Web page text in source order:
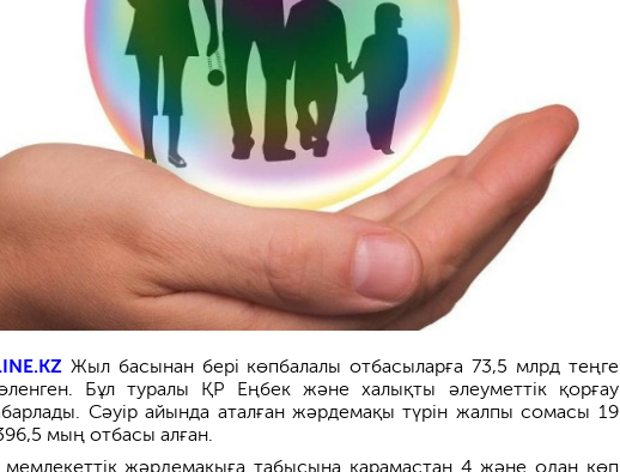
Жыл басынан бері көпбалалы отбасыларға 73,5 млрд теңге
Бұл туралы ҚР Еңбек және халықты әлеуметтік қорғау
Сәуір айында аталған жәрдемақы түрін жалпы сомасы 19
мың отбасы алған.
мемлекеттік жәрдемақыға табысына қарамастан 4 және одан көп